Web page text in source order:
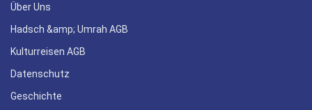
Über Uns
Hadsch &amp; Umrah AGB
Kulturreisen AGB
Datenschutz
Geschichte